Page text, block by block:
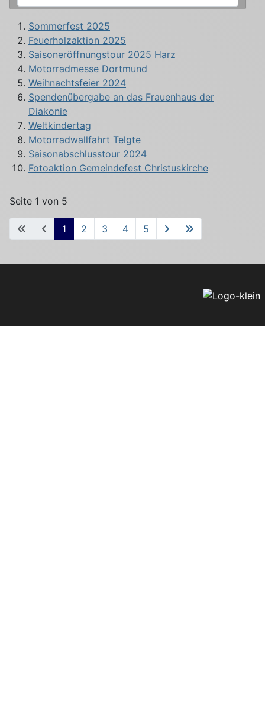
Sommerfest 2025
Feuerholzaktion 2025
Saisoneröffnungstour 2025 Harz
Motorradmesse Dortmund
Weihnachtsfeier 2024
Spendenübergabe an das Frauenhaus der
Diakonie
Weltkindertag
Motorradwallfahrt Telgte
Saisonabschlusstour 2024
Fotoaktion Gemeindefest Christuskirche
Seite 1 von 5
1 2 3 4 5